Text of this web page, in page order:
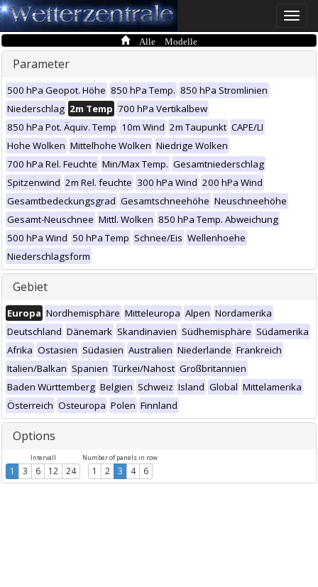
Toggle
Alle Modelle
Parameter
500 hPa Geopot. Höhe 850 hPa Temp. 850 hPa Stromlinien
Niederschlag 2m Temp 700 hPa Vertikalbew
850 hPa Pot. Äquiv. Temp 10m Wind 2m Taupunkt CAPE/LI
Hohe Wolken Mittelhohe Wolken Niedrige Wolken
700 hPa Rel. Feuchte Min/Max Temp. Gesamtniederschlag
Spitzenwind 2m Rel. feuchte 300 hPa Wind 200 hPa Wind
Gesamtbedeckungsgrad Gesamtschneehöhe Neuschneehöhe
Gesamt-Neuschnee Mittl. Wolken 850 hPa Temp. Abweichung
500 hPa Wind 50 hPa Temp Schnee/Eis Wellenhoehe
Niederschlagsform
Gebiet
Europa Nordhemisphäre Mitteleuropa Alpen Nordamerika
Deutschland Dänemark Skandinavien Südhemisphäre Südamerika
Afrika Ostasien Südasien Australien Niederlande Frankreich
Italien/Balkan Spanien Türkei/Nahost Großbritannien
Baden Württemberg Belgien Schweiz Island Global Mittelamerika
Österreich Osteuropa Polen Finnland
Options
Intervall
1 3 6 12 24
Number of panels in row
1 2 3 4 6